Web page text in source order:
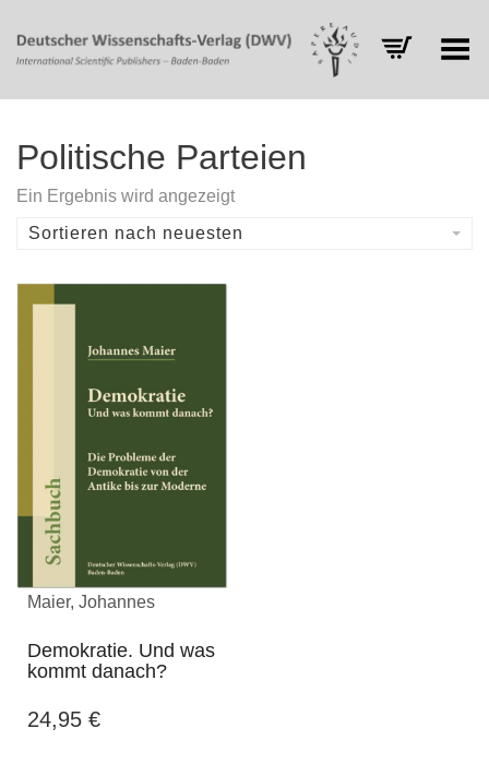
Toggle Menu
Politische Parteien
Ein Ergebnis wird angezeigt
Sortieren nach neuesten
Maier, Johannes
Demokratie. Und was
kommt danach?
24,95 €